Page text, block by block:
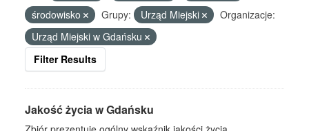
środowisko
Grupy: Urząd Miejski
Organizacje:
Urząd Miejski w Gdańsku
Filter Results
Jakość życia w Gdańsku